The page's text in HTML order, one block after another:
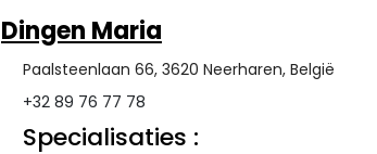
Dingen Maria
Paalsteenlaan 66, 3620 Neerharen, België
+32 89 76 77 78
Specialisaties :